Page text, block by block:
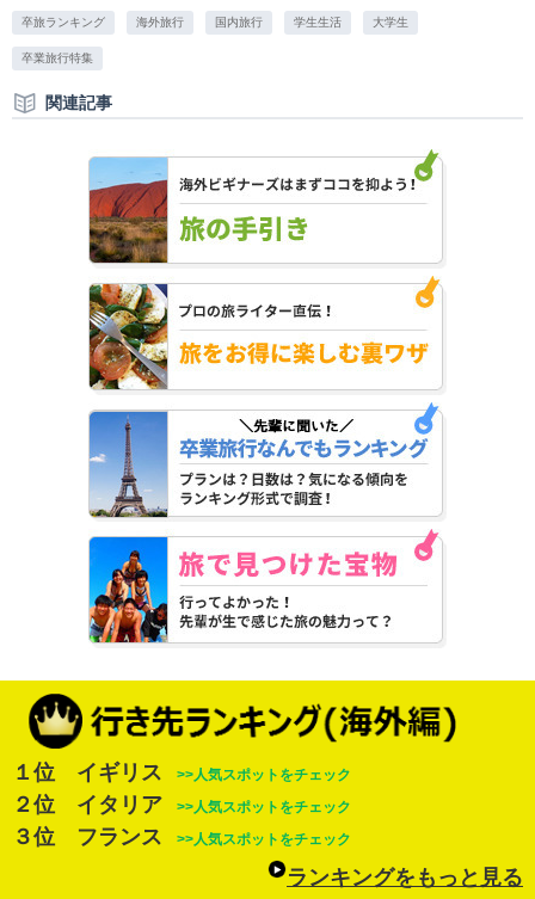
卒旅ランキング 海外旅行 国内旅行 学生生活 大学生
卒業旅行特集
関連記事
１位 イギリス >>人気スポットをチェック
２位 イタリア >>人気スポットをチェック
３位 フランス >>人気スポットをチェック
ランキングをもっと見る